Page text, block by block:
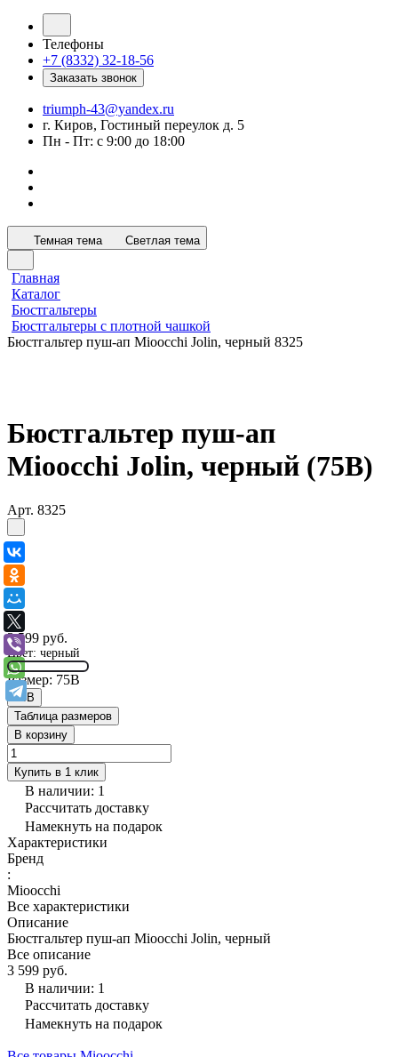
Телефоны
+7 (8332) 32-18-56
Заказать звонок
triumph-43@yandex.ru
г. Киров, Гостиный переулок д. 5
Пн - Пт: с 9:00 до 18:00
Темная тема Светлая тема
Главная
Каталог
Бюстгальтеры
Бюстгальтеры с плотной чашкой
Бюстгальтер пуш-ап Mioocchi Jolin, черный 8325
Бюстгальтер пуш-ап
Mioocchi Jolin, черный (75B)
Арт. 8325
3 599 руб.
Цвет: черный
Размер: 75B
75B
Таблица размеров
В корзину
Купить в 1 клик
В наличии: 1
Рассчитать доставку
Намекнуть на подарок
Характеристики
Бренд
:
Mioocchi
Все характеристики
Описание
Бюстгальтер пуш-ап Mioocchi Jolin, черный
Все описание
3 599 руб.
В наличии: 1
Рассчитать доставку
Намекнуть на подарок